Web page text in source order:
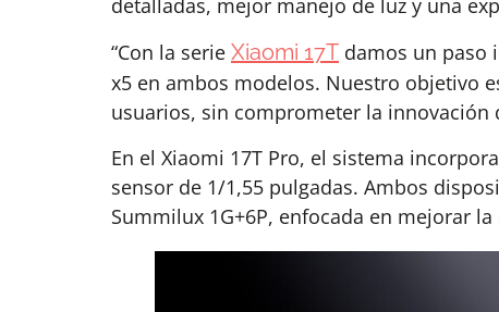
detalladas, mejor manejo de luz y una
“Con la serie Xiaomi 17T damos un paso
x5 en ambos modelos. Nuestro objetivo
usuarios, sin comprometer la innovación
En el Xiaomi 17T Pro, el sistema
sensor de 1/1,55 pulgadas. Ambos
Summilux 1G+6P, enfocada en mejorar